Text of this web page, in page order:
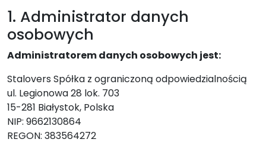
1. Administrator danych
osobowych
Administratorem danych osobowych jest:
Stalovers Spółka z ograniczoną odpowiedzialnością
ul. Legionowa 28 lok. 703
15-281 Białystok, Polska
NIP: 9662130864
REGON: 383564272